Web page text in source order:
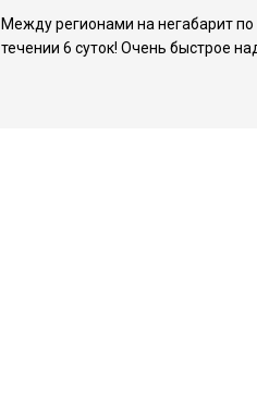
Между регионами на негабарит
течении 6 суток! Очень быстрое